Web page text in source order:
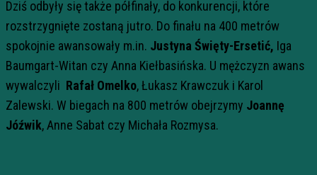
Dziś odbyły się także półfinały, do konkurencji, które
rozstrzygnięte zostaną jutro. Do finału na 400 metrów
spokojnie awansowały m.in. Justyna Święty-Ersetić, Iga
Baumgart-Witan czy Anna Kiełbasińska. U mężczyzn awans
wywalczyli Rafał Omelko, Łukasz Krawczuk i Karol
Zalewski. W biegach na 800 metrów obejrzymy Joannę
Jóźwik, Anne Sabat czy Michała Rozmysa.